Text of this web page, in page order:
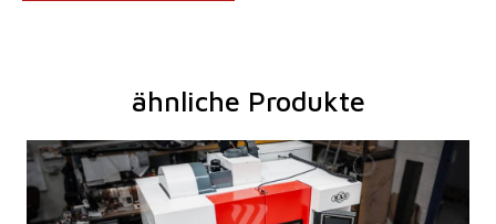
ähnliche Produkte
Baujahr:
2025
Kontrollsystem
Steuerung Heidenhain
TNC 620
Aufspanntischfläche
1300 x 600 mm